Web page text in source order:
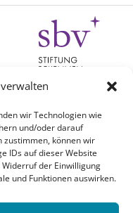
wir Technologien wie
und/oder darauf
zustimmen, können wir
IDs auf dieser Website
der Einwilligung
und Funktionen auswirken.
EB Hessen Evangelische